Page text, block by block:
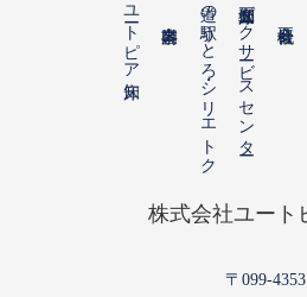
ユートピア知床 道の駅うとろ・シリエトク知床五湖パークサービスセンター
株式会社ユート
〒099-4353